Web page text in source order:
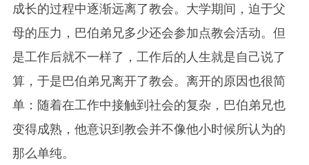
成长的过程中逐渐远离了教会。大学期间，迫于父
母的压力，巴伯弟兄多少还会参加点教会活动。但
是工作后就不一样了，工作后的人生就是自己说了
算，于是巴伯弟兄离开了教会。离开的原因也很简
单：随着在工作中接触到社会的复杂，巴伯弟兄也
变得成熟，他意识到教会并不像他小时候所认为的
那么单纯。